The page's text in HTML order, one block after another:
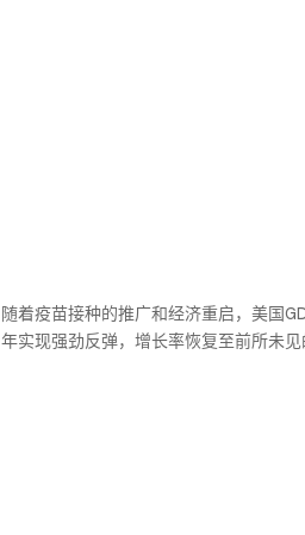
随着疫苗接种的推广和经济重启，美国
年实现强劲反弹，增长率恢复至前所未见